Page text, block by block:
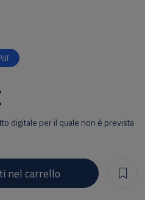
nel carrello
digitale per il quale non è prevista